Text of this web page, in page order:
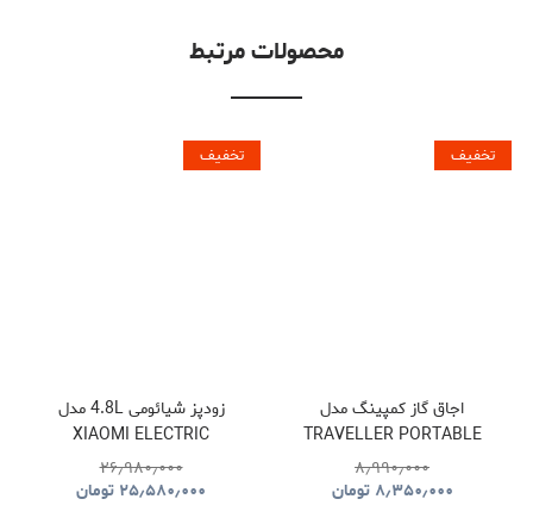
محصولات مرتبط
تخفیف
اجاق گاز کمپینگ مدل
TRAVELLER PORTABLE
BBQ HYBQ015
۸٫۹۹۰٫۰۰۰
۸٫۳۵۰٫۰۰۰ تومان
تخفیف
زودپز شیائومی 4.8L مدل
XIAOMI ELECTRIC
PRESSURE COOKER
۲۶٫۹۸۰٫۰۰۰
۲۵٫۵۸۰٫۰۰۰ تومان